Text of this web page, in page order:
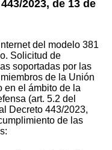
2023, de 13 de
del modelo 381
Solicitud de
soportadas por las
de la Unión
en el ámbito de la
(art. 5.2 del
Decreto 443/2023,
de las